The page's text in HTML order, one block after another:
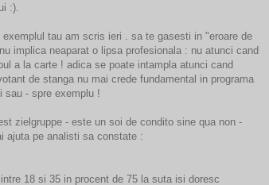
:).
tau am scris ieri . sa te gasesti in "eroare de
implica neaparat o lipsa profesionala : nu atunci cand
a la carte ! adica se poate intampla atunci cand
de stanga nu mai crede fundamental in programa
sau - spre exemplu !
zielgruppe - este un soi de condito sine qua non -
ajuta pe analisti sa constate :
18 si 35 in procent de 75 la suta isi doresc